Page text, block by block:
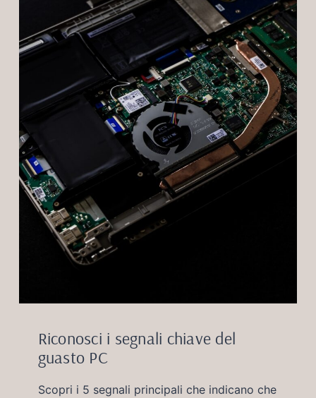
Riconosci i segnali chiave del
guasto PC
Scopri i 5 segnali principali che indicano che